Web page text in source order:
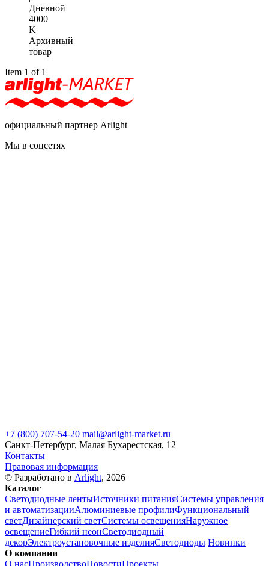
Дневной
4000
K
Архивный
товар
Item 1 of 1
официальный партнер Arlight
Мы в соцсетях
+7 (800) 707-54-20 mail@arlight-market.ru
Санкт-Петербург, Малая Бухарестская, 12
Контакты
Правовая информация
© Разработано в Arlight, 2026
Каталог
Светодиодные лентыИсточники питанияСистемы управления
и автоматизацииАлюминиевые профилиФункциональный
светДизайнерский светСистемы освещенияНаружное
освещениеГибкий неонСветодиодный
декорЭлектроустановочные изделияСветодиоды Новинки
О компании
О насПроизводствоНовостиПроекты